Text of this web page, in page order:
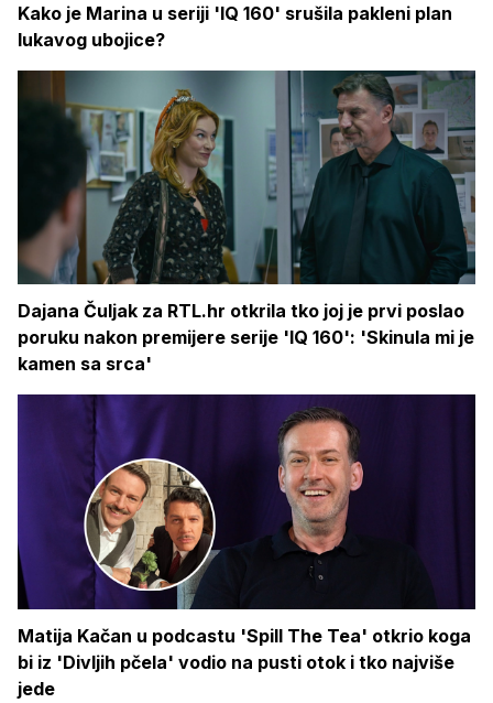
Kako je Marina u seriji 'IQ 160' srušila pakleni plan
lukavog ubojice?
Dajana Čuljak za RTL.hr otkrila tko joj je prvi poslao
poruku nakon premijere serije 'IQ 160': 'Skinula mi je
kamen sa srca'
Matija Kačan u podcastu 'Spill The Tea' otkrio koga
bi iz 'Divljih pčela' vodio na pusti otok i tko najviše
jede